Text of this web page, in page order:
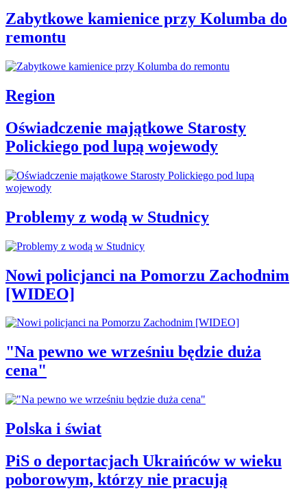
Zabytkowe kamienice przy Kolumba do
remontu
Region
Oświadczenie majątkowe Starosty
Polickiego pod lupą wojewody
Problemy z wodą w Studnicy
Nowi policjanci na Pomorzu Zachodnim
[WIDEO]
"Na pewno we wrześniu będzie duża
cena"
Polska i świat
PiS o deportacjach Ukraińców w wieku
poborowym, którzy nie pracują